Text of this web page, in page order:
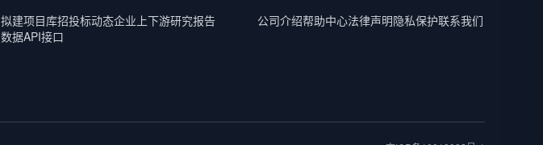
拟建项目库招投标动态企业上下游研究报告
数据API接口
公司介绍帮助中心法律声明隐私保护联系我们